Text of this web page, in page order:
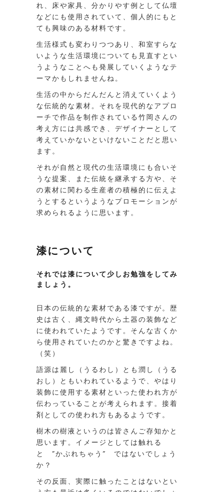
れ、床や家具、分かりやす例として仏壇
などにも使用されていて、個人的にもと
ても興味のある材料です。
生活様式も変わりつつあり、和室すらな
いような生活環境についても見直すとい
うようなことへも発展していくようなテ
ーマかもしれませんね。
生活の中からだんだんと消えていくよう
な伝統的な素材。それを現代的なアプロ
ーチで作品を制作されている竹岡さんの
考え方には共感でき、デザイナーとして
考えていかないといけないことだと思い
ます。
それが自然と現代の生活環境にも合いそ
うな提案、また伝統を継承する方や、そ
の素材に関わる生産者の積極的に伝えよ
うとするというようなプロモーションが
求められるように思います。
漆について
それでは漆について少しお勉強をしてみ
ましょう。
日本の伝統的な素材である漆ですが。歴
史は古く、縄文時代から土器の装飾など
に使われていたようです。そんな古くか
ら使用されていたのかと驚きですよね。
（笑）
語源は麗し（うるわし）とも潤し（うる
おし）ともいわれているようで、やはり
装飾に使用する素材といった使われ方が
伝わっていることが考えられます。接着
剤としての使われ方もあるようです。
樹木の樹液というのは皆さんご存知かと
思います。イメージとしては触れる
と ”かぶれちゃう” ではないでしょう
か？
その反面、実際に触ったことはないとい